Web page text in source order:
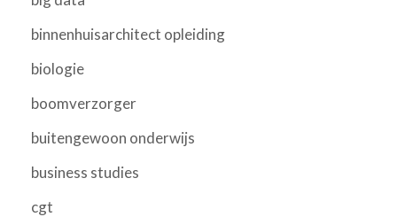
binnenhuisarchitect opleiding
biologie
boomverzorger
buitengewoon onderwijs
business studies
cgt